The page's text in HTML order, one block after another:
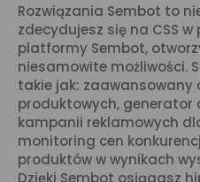
Rozwiązania Sembot to
zdecydujesz się na CSS
platformy Sembot,
niesamowite możliwości.
takie jak:
produktowych,
kampanii reklamowych
monitoring cen
produktów w wynikach
Dzięki Sembot osiągasz